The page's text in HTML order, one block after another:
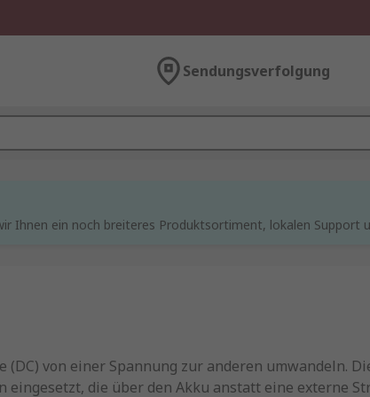
Sendungsverfolgung
Ihnen ein noch breiteres Produktsortiment, lokalen Support
von einer Spannung zur anderen umwandeln.
die über den Akku anstatt eine externe